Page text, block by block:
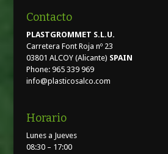
Contacto
PLASTGROMMET S.L.U.
Carretera Font Roja nº 23
03801 ALCOY (Alicante) SPAIN
Phone: 965 339 969
info@plasticosalco.com
Horario
Lunes a Jueves
08:30 – 17:00